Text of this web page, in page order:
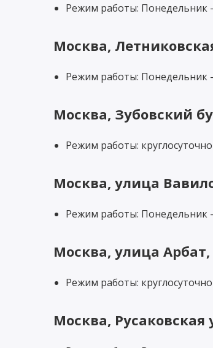
Режим работы: Понедельник
Москва,
Режим работы: Понедельник
Москва, Зубовский
Режим работы: круглосуточно
Москва, улица
Режим работы: Понедельник
Москва, улица Арбат,
Режим работы: круглосуточно
Москва, Русаковская